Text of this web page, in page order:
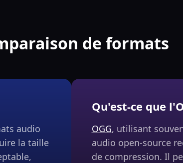
de formats
audio
la taille
Qu'est-ce que
OGG, utilisant
audio open-source
de compression. Il